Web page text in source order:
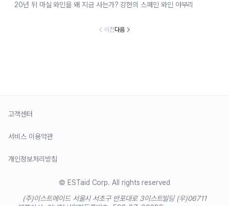
20년 뒤 마실 와인을 왜 지금 사는가? 강헌의 스페인 와인 야부리
이전다음
고객센터
서비스 이용약관
개인정보처리방침
© ESTaid Corp. All rights reserved
(주)이스트에이드 서울시 서초구 반포대로 3이스트빌딩 (우)06711